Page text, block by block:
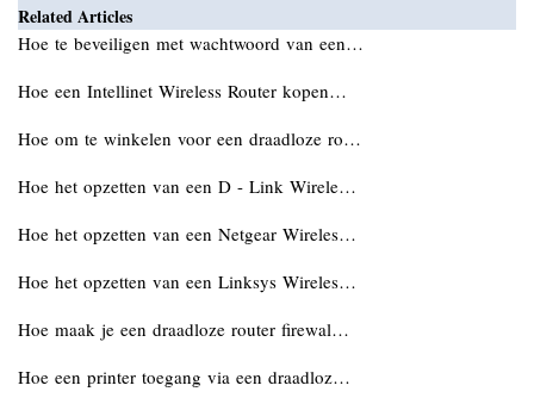
Related Articles
Hoe te beveiligen met wachtwoord van een…
Hoe een Intellinet Wireless Router kopen…
Hoe om te winkelen voor een draadloze ro…
Hoe het opzetten van een D - Link Wirele…
Hoe het opzetten van een Netgear Wireles…
Hoe het opzetten van een Linksys Wireles…
Hoe maak je een draadloze router firewal…
Hoe een printer toegang via een draadloz…